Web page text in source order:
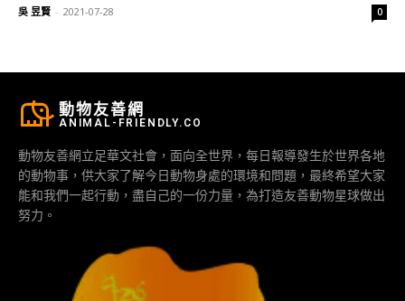
吳 昱賢 - 2021-07-28 0
動物友善網
ANIMAL-FRIENDLY.CO
動物友善網立足華文社會，面向全世界，每日報導發生於世界各地
的動物事，供大家了解今日動物身處的環境和問題，最終希望大家
能和我們一起行動，盡自己的一份力量，為打造友善動物星球做出
努力。